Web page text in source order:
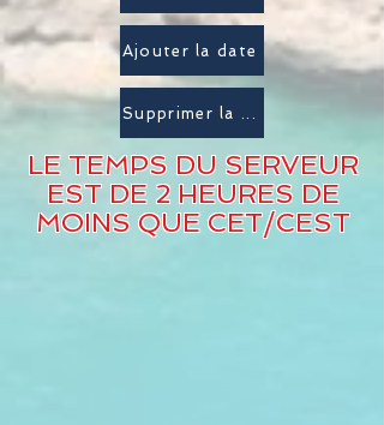
Ajouter la date
Supprimer la date
LE TEMPS DU SERVEUR
EST DE 2 HEURES DE
MOINS QUE CET/CEST